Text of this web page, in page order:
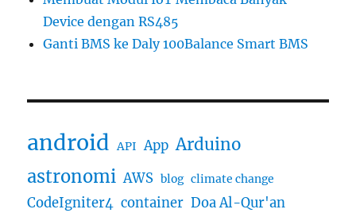
Device dengan RS485
Ganti BMS ke Daly 100Balance Smart BMS
android API App Arduino
astronomi AWS blog climate change
CodeIgniter4 container Doa Al-Qur'an